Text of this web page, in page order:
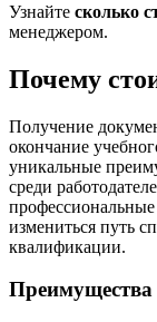
Узнайте сколько
менеджером.
Почему
Получение
окончание
уникальные
среди
измениться путь
квалификации.